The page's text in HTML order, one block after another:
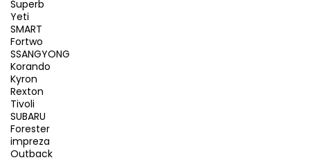
Superb
Yeti
SMART
Fortwo
SSANGYONG
Korando
Kyron
Rexton
Tivoli
SUBARU
Forester
impreza
Outback